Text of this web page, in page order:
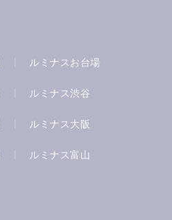
ルミナスお台場
ルミナス渋谷
ルミナス大阪
ルミナス富山